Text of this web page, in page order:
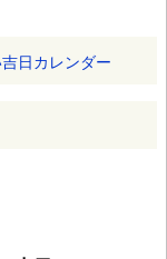
日カレンダー